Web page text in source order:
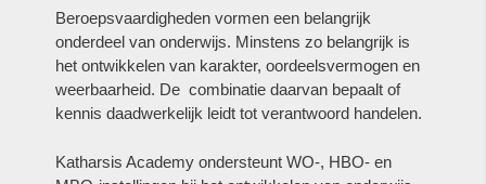
Beroepsvaardigheden vormen een belangrijk
onderdeel van onderwijs. Minstens zo belangrijk is
het ontwikkelen van karakter, oordeelsvermogen en
weerbaarheid. De combinatie daarvan bepaalt of
kennis daadwerkelijk leidt tot verantwoord handelen.
Katharsis Academy ondersteunt WO-, HBO- en